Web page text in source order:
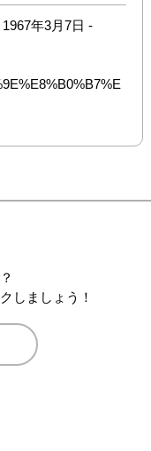
年3月7日 -
しましょう！